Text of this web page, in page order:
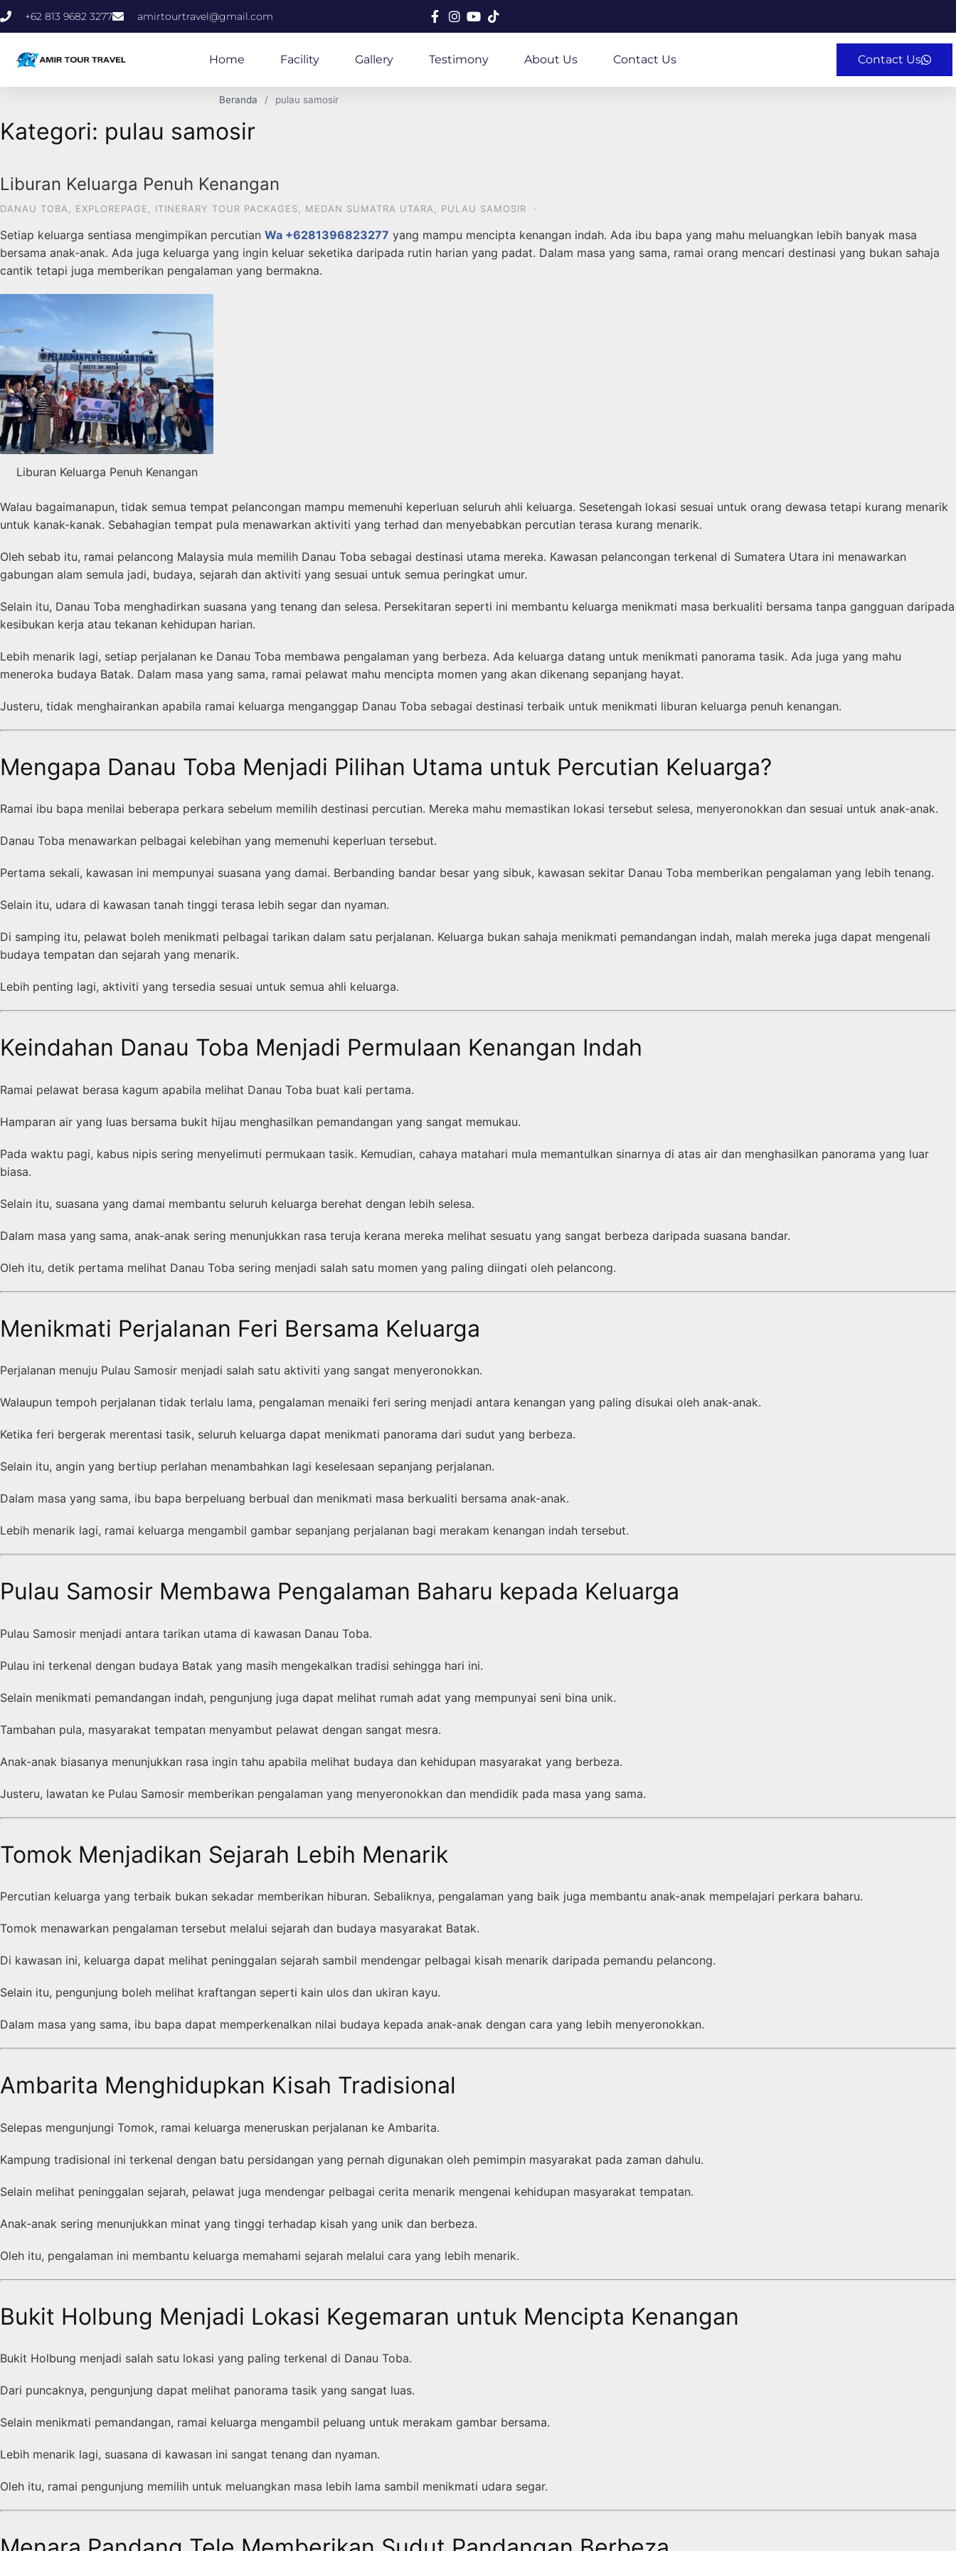
+62 813 9682 3277 amirtourtravel@gmail.com
Home Facility Gallery Testimony About Us Contact Us Contact Us
Beranda pulau samosir
Kategori: pulau samosir
Liburan Keluarga Penuh Kenangan
DANAU TOBA EXPLOREPAGE ITINERARY TOUR PACKAGES MEDAN SUMATRA UTARA PULAU SAMOSIR ·
Setiap keluarga sentiasa mengimpikan percutian Wa +6281396823277 yang mampu mencipta kenangan indah. Ada ibu bapa yang mahu meluangkan lebih banyak masa
bersama anak-anak. Ada juga keluarga yang ingin keluar seketika daripada rutin harian yang padat. Dalam masa yang sama, ramai orang mencari destinasi yang bukan sahaja
cantik tetapi juga memberikan pengalaman yang bermakna.
Liburan Keluarga Penuh Kenangan
Walau bagaimanapun, tidak semua tempat pelancongan mampu memenuhi keperluan seluruh ahli keluarga. Sesetengah lokasi sesuai untuk orang dewasa tetapi kurang menarik
untuk kanak-kanak. Sebahagian tempat pula menawarkan aktiviti yang terhad dan menyebabkan percutian terasa kurang menarik.
Oleh sebab itu, ramai pelancong Malaysia mula memilih Danau Toba sebagai destinasi utama mereka. Kawasan pelancongan terkenal di Sumatera Utara ini menawarkan
gabungan alam semula jadi, budaya, sejarah dan aktiviti yang sesuai untuk semua peringkat umur.
Selain itu, Danau Toba menghadirkan suasana yang tenang dan selesa. Persekitaran seperti ini membantu keluarga menikmati masa berkualiti bersama tanpa gangguan daripada
kesibukan kerja atau tekanan kehidupan harian.
Lebih menarik lagi, setiap perjalanan ke Danau Toba membawa pengalaman yang berbeza. Ada keluarga datang untuk menikmati panorama tasik. Ada juga yang mahu
meneroka budaya Batak. Dalam masa yang sama, ramai pelawat mahu mencipta momen yang akan dikenang sepanjang hayat.
Justeru, tidak menghairankan apabila ramai keluarga menganggap Danau Toba sebagai destinasi terbaik untuk menikmati liburan keluarga penuh kenangan.
Mengapa Danau Toba Menjadi Pilihan Utama untuk Percutian Keluarga?
Ramai ibu bapa menilai beberapa perkara sebelum memilih destinasi percutian. Mereka mahu memastikan lokasi tersebut selesa, menyeronokkan dan sesuai untuk anak-anak.
Danau Toba menawarkan pelbagai kelebihan yang memenuhi keperluan tersebut.
Pertama sekali, kawasan ini mempunyai suasana yang damai. Berbanding bandar besar yang sibuk, kawasan sekitar Danau Toba memberikan pengalaman yang lebih tenang.
Selain itu, udara di kawasan tanah tinggi terasa lebih segar dan nyaman.
Di samping itu, pelawat boleh menikmati pelbagai tarikan dalam satu perjalanan. Keluarga bukan sahaja menikmati pemandangan indah, malah mereka juga dapat mengenali
budaya tempatan dan sejarah yang menarik.
Lebih penting lagi, aktiviti yang tersedia sesuai untuk semua ahli keluarga.
Keindahan Danau Toba Menjadi Permulaan Kenangan Indah
Ramai pelawat berasa kagum apabila melihat Danau Toba buat kali pertama.
Hamparan air yang luas bersama bukit hijau menghasilkan pemandangan yang sangat memukau.
Pada waktu pagi, kabus nipis sering menyelimuti permukaan tasik. Kemudian, cahaya matahari mula memantulkan sinarnya di atas air dan menghasilkan panorama yang luar
biasa.
Selain itu, suasana yang damai membantu seluruh keluarga berehat dengan lebih selesa.
Dalam masa yang sama, anak-anak sering menunjukkan rasa teruja kerana mereka melihat sesuatu yang sangat berbeza daripada suasana bandar.
Oleh itu, detik pertama melihat Danau Toba sering menjadi salah satu momen yang paling diingati oleh pelancong.
Menikmati Perjalanan Feri Bersama Keluarga
Perjalanan menuju Pulau Samosir menjadi salah satu aktiviti yang sangat menyeronokkan.
Walaupun tempoh perjalanan tidak terlalu lama, pengalaman menaiki feri sering menjadi antara kenangan yang paling disukai oleh anak-anak.
Ketika feri bergerak merentasi tasik, seluruh keluarga dapat menikmati panorama dari sudut yang berbeza.
Selain itu, angin yang bertiup perlahan menambahkan lagi keselesaan sepanjang perjalanan.
Dalam masa yang sama, ibu bapa berpeluang berbual dan menikmati masa berkualiti bersama anak-anak.
Lebih menarik lagi, ramai keluarga mengambil gambar sepanjang perjalanan bagi merakam kenangan indah tersebut.
Pulau Samosir Membawa Pengalaman Baharu kepada Keluarga
Pulau Samosir menjadi antara tarikan utama di kawasan Danau Toba.
Pulau ini terkenal dengan budaya Batak yang masih mengekalkan tradisi sehingga hari ini.
Selain menikmati pemandangan indah, pengunjung juga dapat melihat rumah adat yang mempunyai seni bina unik.
Tambahan pula, masyarakat tempatan menyambut pelawat dengan sangat mesra.
Anak-anak biasanya menunjukkan rasa ingin tahu apabila melihat budaya dan kehidupan masyarakat yang berbeza.
Justeru, lawatan ke Pulau Samosir memberikan pengalaman yang menyeronokkan dan mendidik pada masa yang sama.
Tomok Menjadikan Sejarah Lebih Menarik
Percutian keluarga yang terbaik bukan sekadar memberikan hiburan. Sebaliknya, pengalaman yang baik juga membantu anak-anak mempelajari perkara baharu.
Tomok menawarkan pengalaman tersebut melalui sejarah dan budaya masyarakat Batak.
Di kawasan ini, keluarga dapat melihat peninggalan sejarah sambil mendengar pelbagai kisah menarik daripada pemandu pelancong.
Selain itu, pengunjung boleh melihat kraftangan seperti kain ulos dan ukiran kayu.
Dalam masa yang sama, ibu bapa dapat memperkenalkan nilai budaya kepada anak-anak dengan cara yang lebih menyeronokkan.
Ambarita Menghidupkan Kisah Tradisional
Selepas mengunjungi Tomok, ramai keluarga meneruskan perjalanan ke Ambarita.
Kampung tradisional ini terkenal dengan batu persidangan yang pernah digunakan oleh pemimpin masyarakat pada zaman dahulu.
Selain melihat peninggalan sejarah, pelawat juga mendengar pelbagai cerita menarik mengenai kehidupan masyarakat tempatan.
Anak-anak sering menunjukkan minat yang tinggi terhadap kisah yang unik dan berbeza.
Oleh itu, pengalaman ini membantu keluarga memahami sejarah melalui cara yang lebih menarik.
Bukit Holbung Menjadi Lokasi Kegemaran untuk Mencipta Kenangan
Bukit Holbung menjadi salah satu lokasi yang paling terkenal di Danau Toba.
Dari puncaknya, pengunjung dapat melihat panorama tasik yang sangat luas.
Selain menikmati pemandangan, ramai keluarga mengambil peluang untuk merakam gambar bersama.
Lebih menarik lagi, suasana di kawasan ini sangat tenang dan nyaman.
Oleh itu, ramai pengunjung memilih untuk meluangkan masa lebih lama sambil menikmati udara segar.